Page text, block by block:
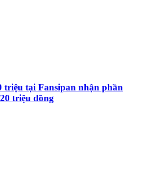
triệu tại Fansipan nhận phần
triệu đồng